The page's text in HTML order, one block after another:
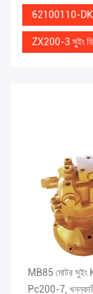
62100110-DK
ZX200-3 সুইং
MB85 মোটর
Pc200-7,